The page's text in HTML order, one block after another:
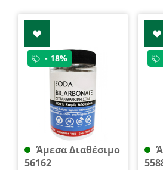
- 18%
Άμεσα Διαθέσιμο
56162